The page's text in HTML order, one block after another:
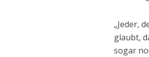
„Jeder,
glaubt,
sogar